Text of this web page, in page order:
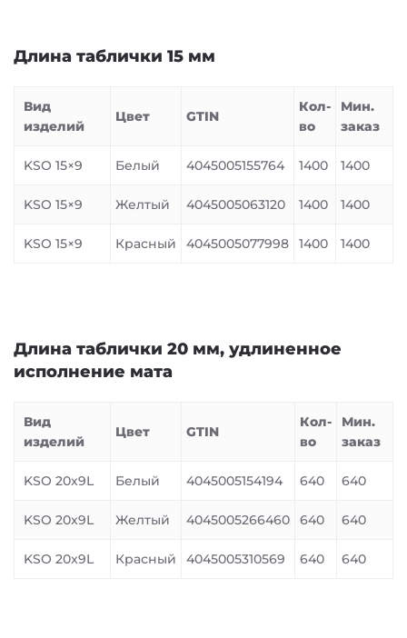
Длина таблички 15 мм
Вид
изделий
Цвет GTIN
Кол-
во
Мин.
заказ
KSO 15×9 Белый 4045005155764 1400 1400
KSO 15×9 Желтый 4045005063120 1400 1400
KSO 15×9 Красный 4045005077998 1400 1400
Длина таблички 20 мм, удлиненное
исполнение мата
Вид
изделий
Цвет GTIN
Кол-
во
Мин.
заказ
KSO 20x9L Белый 4045005154194 640 640
KSO 20x9L Желтый 4045005266460 640 640
KSO 20x9L Красный 4045005310569 640 640